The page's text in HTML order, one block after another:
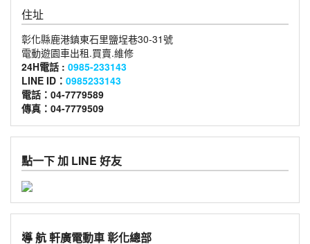
住址
彰化縣鹿港鎮東石里鹽埕巷30-31號
電動遊園車出租.買賣.維修
24H電話 : 0985-233143
LINE ID： 0985233143
電話：04-7779589
傳真：04-7779509
點一下 加 LINE 好友
導 航 軒廣電動車 彰化總部